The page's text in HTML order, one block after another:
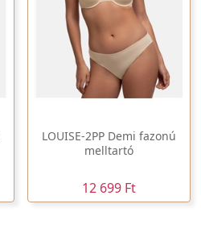
LOUISE-2PP Demi fazonú
melltartó
12 699 Ft